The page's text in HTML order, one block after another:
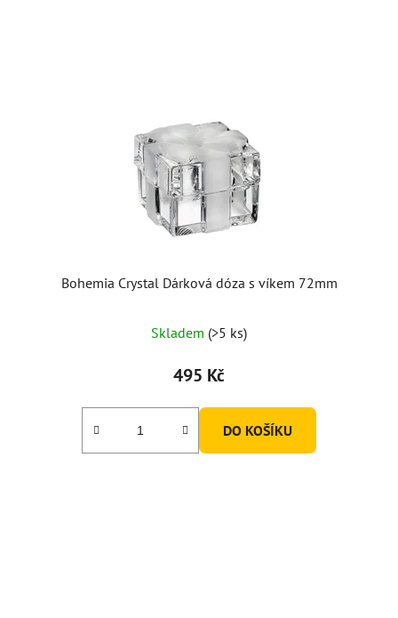
Bohemia Crystal Dárková dóza s víkem 72mm
Skladem (>5 ks)
495 Kč
DO KOŠÍKU